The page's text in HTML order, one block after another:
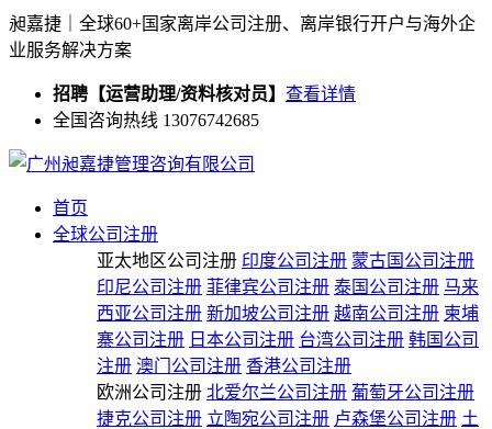
昶嘉捷｜全球60+国家离岸公司注册、离岸银行开户与海外企
业服务解决方案
招聘【运营助理/资料核对员】 查看详情
全国咨询热线 13076742685
首页
全球公司注册
亚太地区公司注册 印度公司注册 蒙古国公司注册
印尼公司注册 菲律宾公司注册 泰国公司注册 马来
西亚公司注册 新加坡公司注册 越南公司注册 柬埔
寨公司注册 日本公司注册 台湾公司注册 韩国公司
注册 澳门公司注册 香港公司注册
欧洲公司注册 北爱尔兰公司注册 葡萄牙公司注册
捷克公司注册 立陶宛公司注册 卢森堡公司注册 土